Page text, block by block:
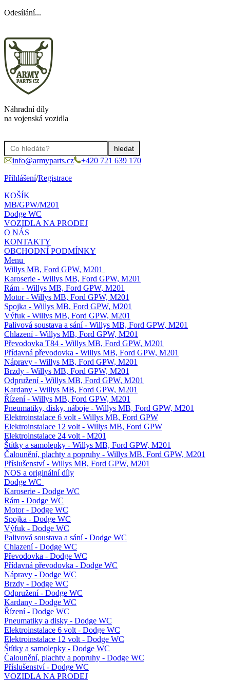
Odesílání...
Náhradní díly
na vojenská vozidla
info@armyparts.cz
+420 721 639 170
Přihlášení/Registrace
KOŠÍK
MB/GPW/M201
Dodge WC
VOZIDLA NA PRODEJ
O NÁS
KONTAKTY
OBCHODNÍ PODMÍNKY
Menu
Willys MB, Ford GPW, M201
Karoserie - Willys MB, Ford GPW, M201
Rám - Willys MB, Ford GPW, M201
Motor - Willys MB, Ford GPW, M201
Spojka - Willys MB, Ford GPW, M201
Výfuk - Willys MB, Ford GPW, M201
Palivová soustava a sání - Willys MB, Ford GPW, M201
Chlazení - Willys MB, Ford GPW, M201
Převodovka T84 - Willys MB, Ford GPW, M201
Přídavná převodovka - Willys MB, Ford GPW, M201
Nápravy - Willys MB, Ford GPW, M201
Brzdy - Willys MB, Ford GPW, M201
Odpružení - Willys MB, Ford GPW, M201
Kardany - Willys MB, Ford GPW, M201
Řízení - Willys MB, Ford GPW, M201
Pneumatiky, disky, náboje - Willys MB, Ford GPW, M201
Elektroinstalace 6 volt - Willys MB, Ford GPW
Elektroinstalace 12 volt - Willys MB, Ford GPW
Elektroinstalace 24 volt - M201
Štítky a samolepky - Willys MB, Ford GPW, M201
Čalounění, plachty a popruhy - Willys MB, Ford GPW, M201
Příslušenství - Willys MB, Ford GPW, M201
NOS a originální díly
Dodge WC
Karoserie - Dodge WC
Rám - Dodge WC
Motor - Dodge WC
Spojka - Dodge WC
Výfuk - Dodge WC
Palivová soustava a sání - Dodge WC
Chlazení - Dodge WC
Převodovka - Dodge WC
Přídavná převodovka - Dodge WC
Nápravy - Dodge WC
Brzdy - Dodge WC
Odpružení - Dodge WC
Kardany - Dodge WC
Řízení - Dodge WC
Pneumatiky a disky - Dodge WC
Elektroinstalace 6 volt - Dodge WC
Elektroinstalace 12 volt - Dodge WC
Štítky a samolepky - Dodge WC
Čalounění, plachty a popruhy - Dodge WC
Příslušenství - Dodge WC
VOZIDLA NA PRODEJ